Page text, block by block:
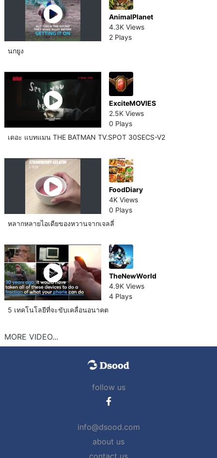
AnimalPlanet
4.3K Views
2 Plays
นกยูง
ExciteMOVIES
2.5K Views
0 Plays
เดอะ แบทแมน THE BATMAN TV.SPOT 30SECS-V2
FoodDiary
4K Views
0 Plays
หลากหลายไอเดียของหวานจากเจลลี่
TheNewWorld
4.9K Views
4 Plays
5 เทคโนโลยี​ที่จะขับเคลื่อนอนาคต
MORE VIDEO...
follow us
info@dsood.com
about us